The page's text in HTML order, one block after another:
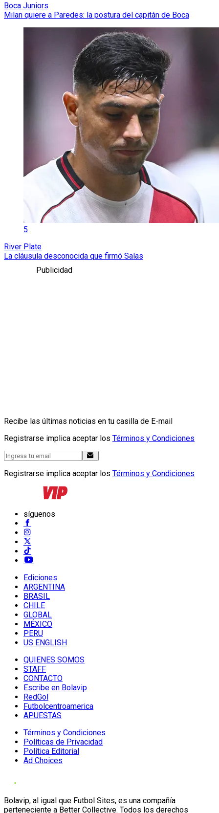
Boca Juniors
Milan quiere a Paredes: la postura del capitán de Boca
5
River Plate
La cláusula desconocida que firmó Salas
Publicidad
Recibe las últimas noticias en tu casilla de E-mail
Registrarse implica aceptar los Términos y Condiciones
Registrarse implica aceptar los Términos y Condiciones
síguenos
Ediciones
ARGENTINA
BRASIL
CHILE
GLOBAL
MÉXICO
PERU
US ENGLISH
QUIENES SOMOS
STAFF
CONTACTO
Escribe en Bolavip
RedGol
Futbolcentroamerica
APUESTAS
Términos y Condiciones
Políticas de Privacidad
Política Editorial
Ad Choices
Bolavip, al igual que Futbol Sites, es una compañía
perteneciente a Better Collective. Todos los derechos